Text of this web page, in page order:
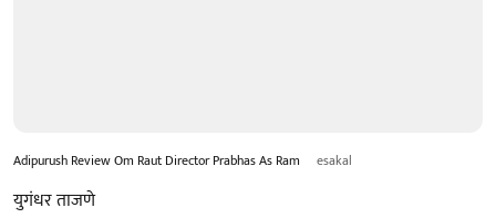
Adipurush Review Om Raut Director Prabhas As Ram esakal
युगंधर ताजणे